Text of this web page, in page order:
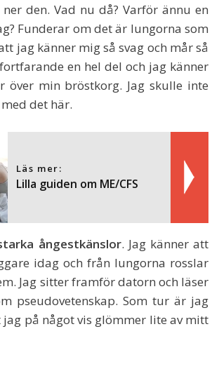
den. Vad nu då? Varför ännu en
Funderar om det är lungorna som
jag känner mig så svag och mår så
en hel del och jag känner
över min bröstkorg. Jag skulle inte
det här.
Läs mer:
Lilla guiden om ME/CFS
ångestkänslor. Jag känner att
idag och från lungorna rosslar
Jag sitter framför datorn och läser
pseudovetenskap. Som tur är jag
jag på något vis glömmer lite av mitt